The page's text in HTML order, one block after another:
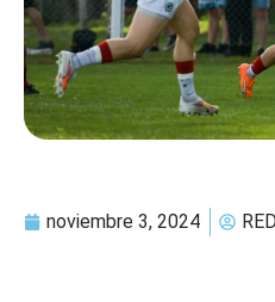
noviembre 3, 2024